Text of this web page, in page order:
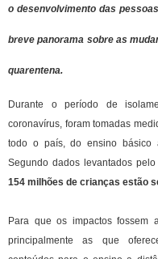
o desenvolvimento das
breve panorama sobre as
quarentena.
Durante o período de
coronavírus, foram tomadas
todo o país, do ensino básico
Segundo dados levantados pelo
154 milhões de crianças estão
Para que os impactos fossem
principalmente as que